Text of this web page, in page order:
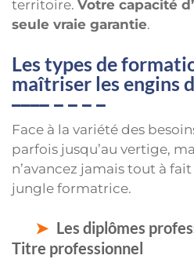
territoire. Votre capacité
seule vraie garantie.
Les types de
maîtriser les engins
Face à la variété des
parfois jusqu’au vertige,
n’avancez jamais tout à
jungle formatrice.
Les diplômes
Titre professionnel